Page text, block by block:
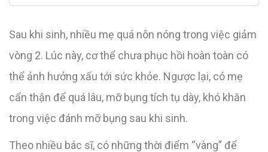
Sau khi sinh, nhiều mẹ quá nôn nóng trong việc giảm
vòng 2. Lúc này, cơ thể chưa phục hồi hoàn toàn có
thể ảnh hưởng xấu tới sức khỏe. Ngược lại, có mẹ
cẩn thận để quá lâu, mỡ bụng tích tụ dày, khó khăn
trong việc đánh mỡ bụng sau khi sinh.
Theo nhiều bác sĩ, có những thời điểm “vàng” để